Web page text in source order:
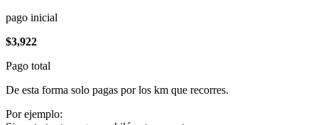
pago inicial
$3,922
Pago total
De esta forma solo pagas por los km que recorres.
Por ejemplo: